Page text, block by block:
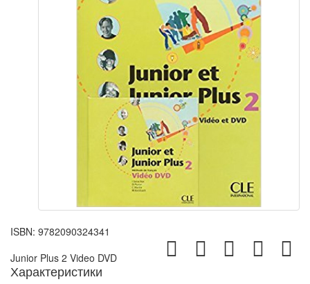
ISBN: 9782090324341
Junior Plus 2 Video DVD
Характеристики